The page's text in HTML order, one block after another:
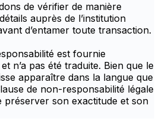
de vérifier de manière
auprès de l’institution
d’entamer toute transaction.
est fournie
n’a pas été traduite. Bien que le
apparaître dans la langue que
de non-responsabilité légale
préserver son exactitude et son